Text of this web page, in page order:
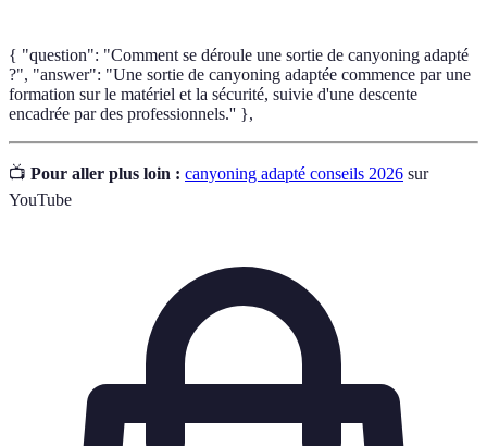
{ "question": "Comment se déroule une sortie de canyoning adapté
?", "answer": "Une sortie de canyoning adaptée commence par une
formation sur le matériel et la sécurité, suivie d'une descente
encadrée par des professionnels.'' },
📺 Pour aller plus loin : canyoning adapté conseils 2026 sur
YouTube